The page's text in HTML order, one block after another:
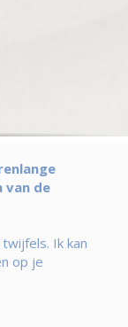
van de
Ik kan
op je